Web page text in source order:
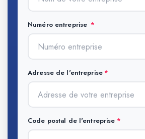
Numéro entreprise
Adresse de l'entreprise
Code postal de l'entreprise